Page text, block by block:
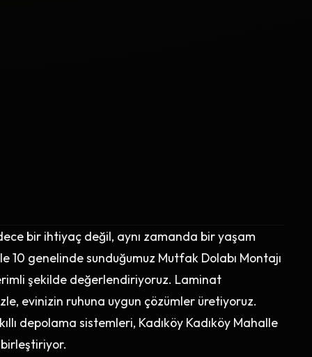
bir ihtiyaç değil, aynı zamanda bir yaşam
10 genelinde sunduğumuz Mutfak Dolabı Montajı
şekilde değerlendiriyoruz. Laminat
evinizin ruhuna uygun çözümler üretiyoruz.
depolama sistemleri, Kadıköy Kadıköy Mahalle